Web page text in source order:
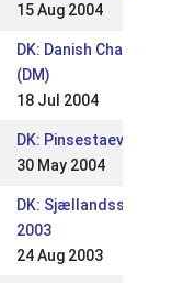
15 Aug 2004
DK: Danish
(DM)
18 Jul 2004
DK: Pinsestaevne II
30 May 2004
DK: Sjællandsstævne
2003
24 Aug 2003